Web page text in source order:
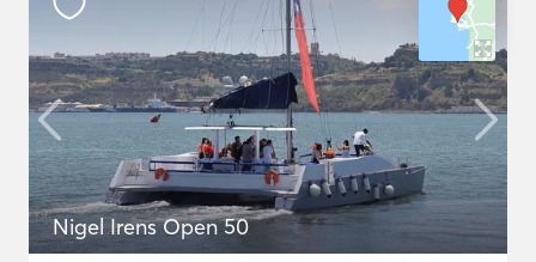
Nigel Irens Open 50